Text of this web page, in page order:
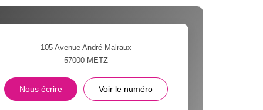
105 Avenue André Malraux
57000 METZ
Nous écrire Voir le numéro